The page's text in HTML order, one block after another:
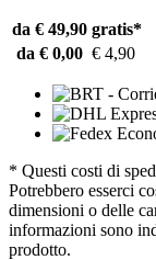
da € 49,90 gratis*
da € 0,00 € 4,90
* Questi costi di
Potrebbero esserci
dimensioni o delle
informazioni sono
prodotto.